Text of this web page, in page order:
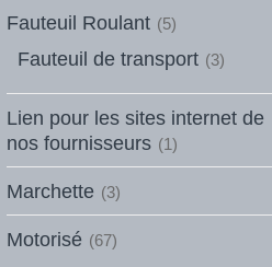
Fauteuil Roulant (5)
Fauteuil de transport (3)
Lien pour les sites internet de
nos fournisseurs (1)
Marchette (3)
Motorisé (67)